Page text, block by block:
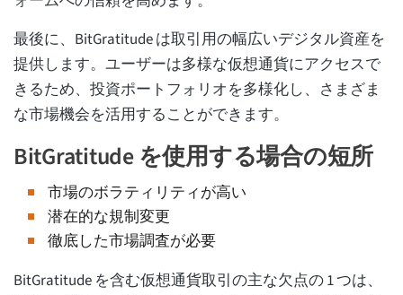
最後に、BitGratitude は取引用の幅広いデジタル資産を
提供します。ユーザーは多様な仮想通貨にアクセスで
きるため、投資ポートフォリオを多様化し、さまざま
な市場機会を活用することができます。
BitGratitude を使用する場合の短所
市場のボラティリティが高い
潜在的な規制変更
徹底した市場調査が必要
BitGratitude を含む仮想通貨取引の主な欠点の 1 つは、